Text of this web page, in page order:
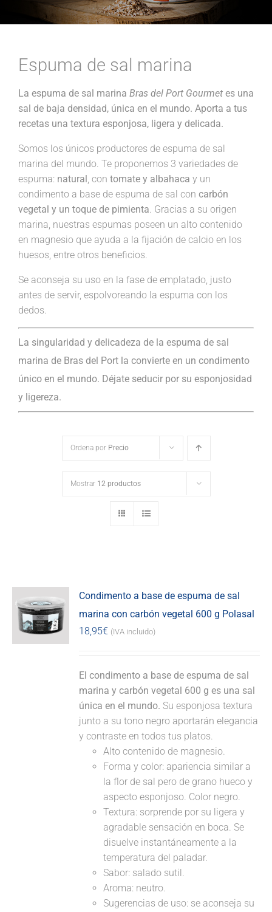
Espuma de sal marina
La espuma de sal marina Bras del Port Gourmet es una
sal de baja densidad, única en el mundo. Aporta a tus
recetas una textura esponjosa, ligera y delicada.
Somos los únicos productores de espuma de sal
marina del mundo. Te proponemos 3 variedades de
espuma: natural, con tomate y albahaca y un
condimento a base de espuma de sal con carbón
vegetal y un toque de pimienta. Gracias a su origen
marina, nuestras espumas poseen un alto contenido
en magnesio que ayuda a la fijación de calcio en los
huesos, entre otros beneficios.
Se aconseja su uso en la fase de emplatado, justo
antes de servir, espolvoreando la espuma con los
dedos.
La singularidad y delicadeza de la espuma de sal
marina de Bras del Port la convierte en un condimento
único en el mundo. Déjate seducir por su esponjosidad
y ligereza.
Ordena por Precio
Mostrar 12 productos
Condimento a base de espuma de sal
marina con carbón vegetal 600 g Polasal
18,95€ (IVA incluido)
El condimento a base de espuma de sal
marina y carbón vegetal 600 g es una sal
única en el mundo. Su esponjosa textura
junto a su tono negro aportarán elegancia
y contraste en todos tus platos.
Alto contenido de magnesio.
Forma y color: apariencia similar a
la flor de sal pero de grano hueco y
aspecto esponjoso. Color negro.
Textura: sorprende por su ligera y
agradable sensación en boca. Se
disuelve instantáneamente a la
temperatura del paladar.
Sabor: salado sutil.
Aroma: neutro.
Sugerencias de uso: se aconseja su